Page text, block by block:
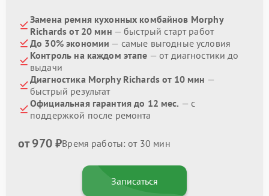
Замена ремня кухонных комбайнов Morphy
Richards от 20 мин — быстрый старт работ
До 30% экономии — самые выгодные условия
Контроль на каждом этапе — от диагностики до
выдачи
Диагностика Morphy Richards от 10 мин —
быстрый результат
Официальная гарантия до 12 мес. — с
поддержкой после ремонта
от 970 ₽Время работы: от 30 мин
Записаться